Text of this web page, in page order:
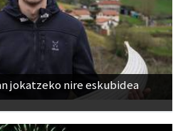
jokatzeko nire eskubidea